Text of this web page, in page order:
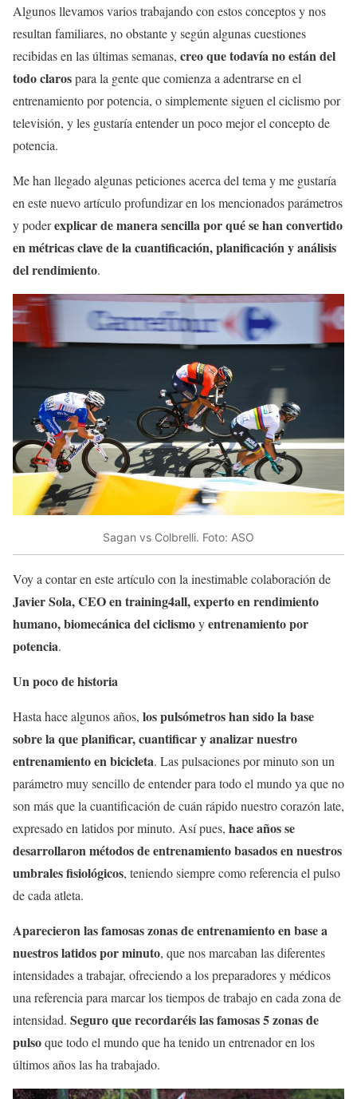
Algunos llevamos varios trabajando con estos conceptos y nos
resultan familiares, no obstante y según algunas cuestiones
recibidas en las últimas semanas, creo que todavía no están del
todo clarospara la gente que comienza a adentrarse en el
entrenamiento por potencia, o simplemente siguen el ciclismo por
televisión, y les gustaría entender un poco mejor el concepto de
potencia.
Me han llegado algunas peticiones acerca del tema y me gustaría
en este nuevo artículo profundizar en los mencionados parámetros
y poderexplicar de manera sencilla por qué se han convertido
en métricas clave de la cuantificación, planificación y análisis
del rendimiento.
Sagan vs Colbrelli. Foto: ASO
Voy a contar en este artículo con la inestimable colaboración de
Javier Sola, CEO en training4all, experto en rendimiento
humano, biomecánica del ciclismoyentrenamiento por
potencia.
Un poco de historia
Hasta hace algunos años, los pulsómetros han sido la base
sobre la que planificar, cuantificar y analizar nuestro
entrenamiento en bicicleta. Las pulsaciones por minuto son un
parámetro muy sencillo de entender para todo el mundo ya que no
son más que la cuantificación de cuán rápido nuestro corazón late,
expresado en latidos por minuto. Así pues, hace años se
desarrollaron métodos de entrenamiento basados en nuestros
umbrales fisiológicos, teniendo siempre como referencia el pulso
de cada atleta.
Aparecieron las famosas zonas de entrenamiento en base a
nuestros latidos por minuto, que nos marcaban las diferentes
intensidades a trabajar, ofreciendo a los preparadores y médicos
una referencia para marcar los tiempos de trabajo en cada zona de
intensidad. Seguro que recordaréis las famosas 5 zonas de
pulsoque todo el mundo que ha tenido un entrenador en los
últimos años las ha trabajado.